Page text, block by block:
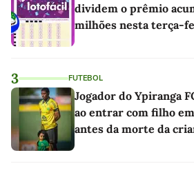
dividem o prêmio
milhões nesta terça-
3 FUTEBOL
Jogador do Ypiranga
ao entrar com filho
antes da morte da